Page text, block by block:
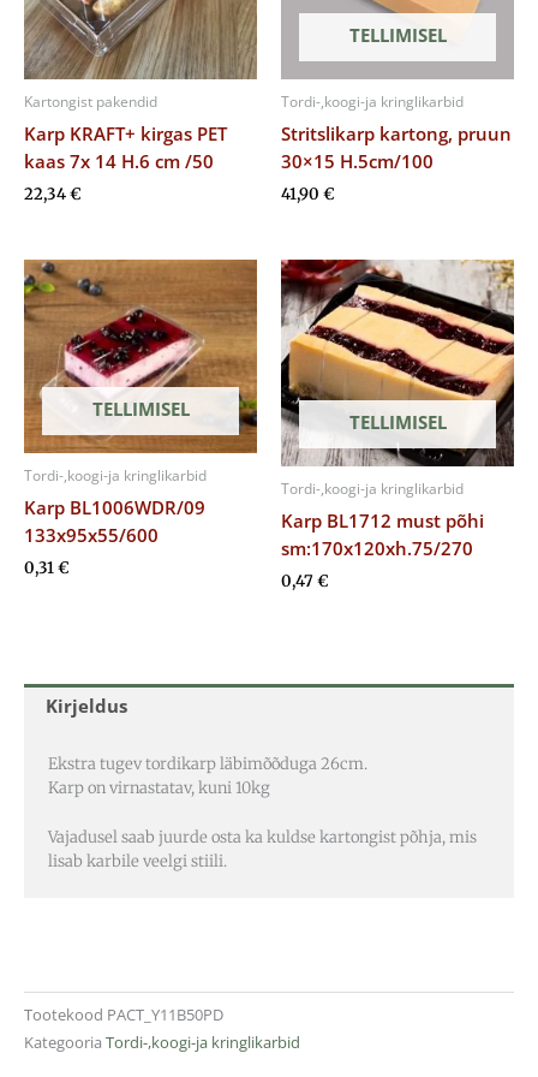
Kirjeldus
Ekstra tugev tordikarp läbimõõduga 26cm.
Karp on virnastatav, kuni 10kg
Vajadusel saab juurde osta ka kuldse kartongist põhja, mis
lisab karbile veelgi stiili.
Tootekood PACT_Y11B50PD
Kategooria Tordi-,koogi-ja kringlikarbid
Kartongist pakendid
Karp KRAFT+ kirgas PET
kaas 7x 14 H.6 cm /50
22,34€
TELLIMISEL
Tordi-,koogi-ja kringlikarbid
Stritslikarp kartong, pruun
30×15 H.5cm/100
41,90 €
TELLIMISEL
Tordi-,koogi-ja kringlikarbid
Karp BL1006WDR/09
133x95x55/600
0,31€
TELLIMISEL
Tordi-,koogi-ja kringlikarbid
Karp BL1712 must põhi
sm:170x120xh.75/270
0,47€